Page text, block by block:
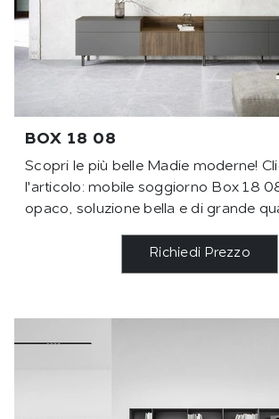
BOX 18 08
Scopri le più belle Madie moderne!
l'articolo: mobile soggiorno Box 18
opaco, soluzione bella e di grande
Richiedi Prezzo